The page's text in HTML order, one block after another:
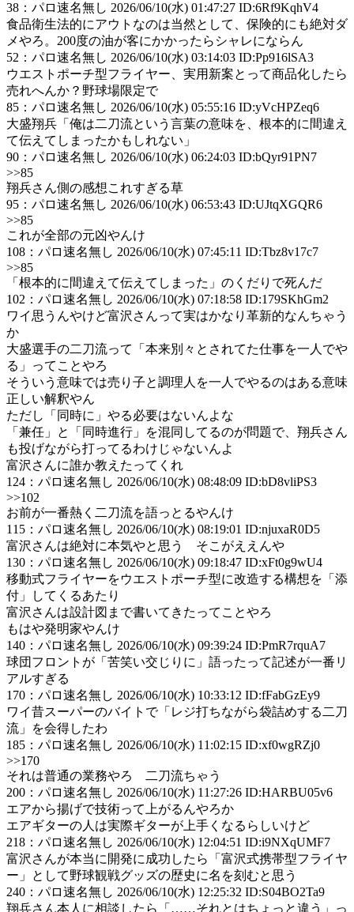
38 ： パロ速名無し 2026/06/10(水) 01:47:27 ID:6Rf9KqhV4
食品衛生法的にアウトなのは当然として、保険的にも絶対ダ
メやろ。200度の油が客にかかったらシャレにならん
52 ： パロ速名無し 2026/06/10(水) 03:14:03 ID:Pp916lSA3
ウエストポーチ型フライヤー、実用新案とって商品化したら
売れへんか？野球場限定で
85 ： パロ速名無し 2026/06/10(水) 05:55:16 ID:yVcHPZeq6
大盛翔兵「俺は二刀流という言葉の意味を、根本的に間違え
て伝えてしまったかもしれない」
90 ： パロ速名無し 2026/06/10(水) 06:24:03 ID:bQyr91PN7
>>85
翔兵さん側の感想これすぎる草
95 ： パロ速名無し 2026/06/10(水) 06:53:43 ID:UJtqXGQR6
>>85
これが全部の元凶やんけ
108 ： パロ速名無し 2026/06/10(水) 07:45:11 ID:Tbz8v17c7
>>85
「根本的に間違えて伝えてしまった」のくだりで死んだ
102 ： パロ速名無し 2026/06/10(水) 07:18:58 ID:179SKhGm2
ワイ思うんやけど富沢さんって実はかなり革新的なんちゃう
か
大盛選手の二刀流って「本来別々とされてた仕事を一人でや
る」ってことやろ
そういう意味では売り子と調理人を一人でやるのはある意味
正しい解釈やん
ただし「同時に」やる必要はないんよな
「兼任」と「同時進行」を混同してるのが問題で、翔兵さん
も投げながら打ってるわけじゃないんよ
富沢さんに誰か教えたってくれ
124 ： パロ速名無し 2026/06/10(水) 08:48:09 ID:bD8vliPS3
>>102
お前が一番熱く二刀流を語っとるやんけ
115 ： パロ速名無し 2026/06/10(水) 08:19:01 ID:njuxaR0D5
富沢さんは絶対に本気やと思う そこがええんや
130 ： パロ速名無し 2026/06/10(水) 09:18:47 ID:xFt0g9wU4
移動式フライヤーをウエストポーチ型に改造する構想を「添
付」してくるあたり
富沢さんは設計図まで書いてきたってことやろ
もはや発明家やんけ
140 ： パロ速名無し 2026/06/10(水) 09:39:24 ID:PmR7rquA7
球団フロントが「苦笑い交じりに」語ったって記述が一番リ
アルすぎる
170 ： パロ速名無し 2026/06/10(水) 10:33:12 ID:fFabGzEy9
ワイ昔スーパーのバイトで「レジ打ちながら袋詰めする二刀
流」を会得したわ
185 ： パロ速名無し 2026/06/10(水) 11:02:15 ID:xf0wgRZj0
>>170
それは普通の業務やろ 二刀流ちゃう
200 ： パロ速名無し 2026/06/10(水) 11:27:26 ID:HARBU05v6
エアから揚げで技術って上がるんやろか
エアギターの人は実際ギターが上手くなるらしいけど
218 ： パロ速名無し 2026/06/10(水) 12:04:51 ID:i9NXqUMF7
富沢さんが本当に開発に成功したら「富沢式携帯型フライヤ
ー」として野球観戦グッズの歴史に名を刻むと思う
240 ： パロ速名無し 2026/06/10(水) 12:25:32 ID:S04BO2Ta9
翔兵さん本人に相談したら「……それとはちょっと違う」っ